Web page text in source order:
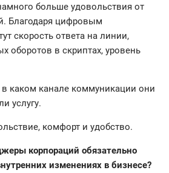
больше удовольствия от
Благодаря цифровым
скорость ответа на линии,
оборотов в скриптах, уровень
каком канале коммуникации они
услугу.
комфорт и удобство.
корпораций обязательно
изменениях в бизнесе?